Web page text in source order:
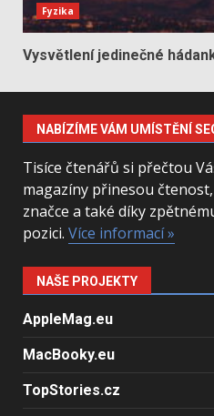
Fyzika
Vysvětlení jedinečné
NABÍZÍME VÁM UMÍSTĚNÍ
Tisíce čtenářů si přečtou
magazíny přinesou
značce a také díky
pozici. Více informací »
NAŠE PROJEKTY
AppleMag.eu
MacBooky.eu
TopStories.cz